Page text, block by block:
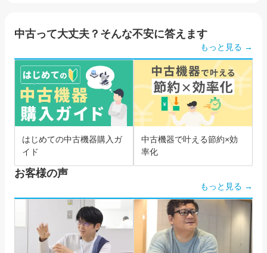
中古って大丈夫？そんな不安に答えます
もっと見る →
はじめての中古機器購入ガ
イド
中古機器で叶える節約×効
率化
お客様の声
もっと見る →